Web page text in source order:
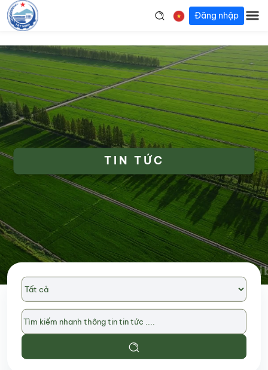
Đăng nhập
TIN TỨC